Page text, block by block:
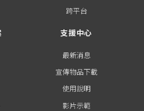
跨平台
支援中心
最新消息
宣傳物品下載
使用說明
影片示範